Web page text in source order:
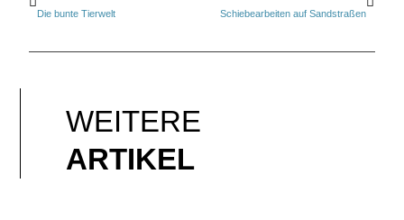
Die bunte Tierwelt Schiebearbeiten auf Sandstraßen
WEITERE
ARTIKEL